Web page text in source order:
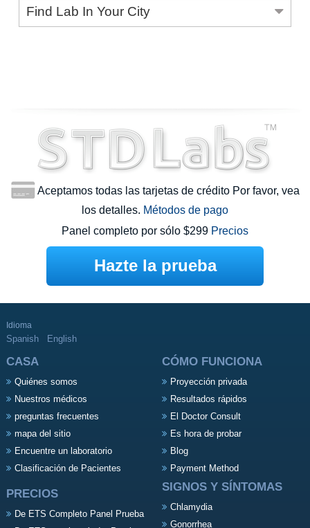
Find Lab In Your City
Aceptamos todas las tarjetas de crédito Por favor, vea
los detalles. Métodos de pago
Panel completo por sólo $299 Precios
Hazte la prueba
Idioma
Spanish English
CASA
Quiénes somos
Nuestros médicos
preguntas frecuentes
mapa del sitio
Encuentre un laboratorio
Clasificación de Pacientes
CÓMO FUNCIONA
Proyección privada
Resultados rápidos
El Doctor Consult
Es hora de probar
Blog
Payment Method
PRECIOS
De ETS Completo Panel Prueba
SIGNOS Y SÍNTOMAS
Chlamydia
Gonorrhea